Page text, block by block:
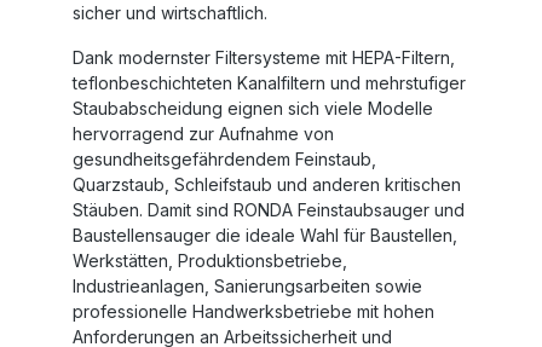
sicher und wirtschaftlich.
Dank modernster Filtersysteme mit HEPA-Filtern
teflonbeschichteten Kanalfiltern und mehrstufiger
Staubabscheidung eignen sich viele Modelle
hervorragend zur Aufnahme von
gesundheitsgefährdendem Feinstaub,
Quarzstaub, Schleifstaub und anderen kritischen
Stäuben. Damit sind RONDA Feinstaubsauger und
Baustellensauger die ideale Wahl für Baustellen,
Werkstätten, Produktionsbetriebe,
Industrieanlagen, Sanierungsarbeiten sowie
professionelle Handwerksbetriebe mit hohen
Anforderungen an Arbeitssicherheit und